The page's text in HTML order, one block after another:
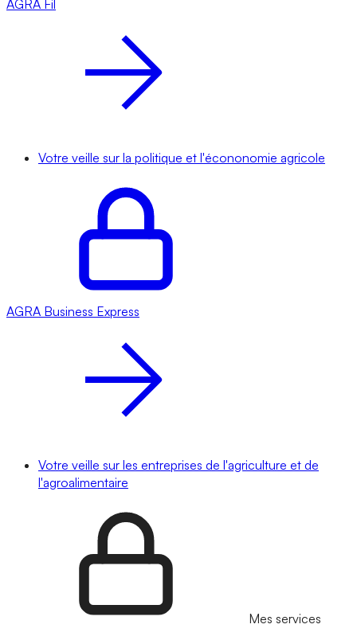
AGRA Fil
Votre veille sur la politique et l'écononomie agricole
AGRA Business Express
Votre veille sur les entreprises de l'agriculture et de
l'agroalimentaire
Mes services